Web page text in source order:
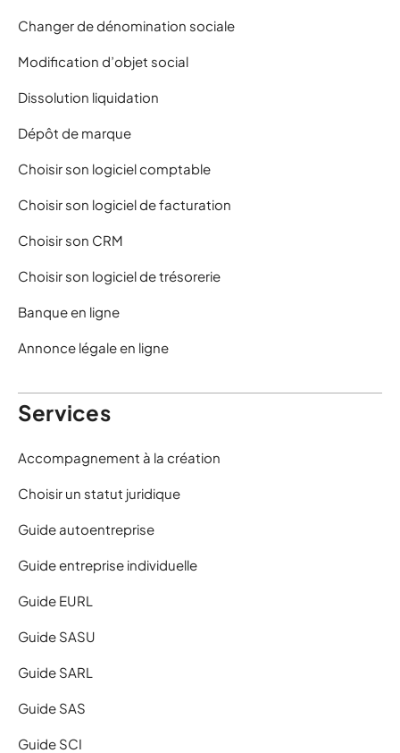
Changer de dénomination sociale
Modification d’objet social
Dissolution liquidation
Dépôt de marque
Choisir son logiciel comptable
Choisir son logiciel de facturation
Choisir son CRM
Choisir son logiciel de trésorerie
Banque en ligne
Annonce légale en ligne
Services
Accompagnement à la création
Choisir un statut juridique
Guide autoentreprise
Guide entreprise individuelle
Guide EURL
Guide SASU
Guide SARL
Guide SAS
Guide SCI